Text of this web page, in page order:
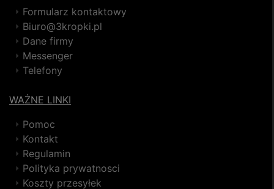
Formularz kontaktowy
Biuro@3kropki.pl
Dane firmy
Messenger
Telefony
WAŻNE LINKI
Pomoc
Kontakt
Regulamin
Polityka prywatnosci
Koszty przesyłek